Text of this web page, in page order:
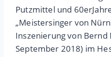
Putzmittel und
„Meistersinger von
Inszenierung von
September 2018) im